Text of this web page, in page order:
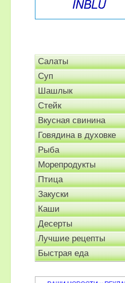
Салаты
Суп
Шашлык
Стейк
Вкусная свинина
Говядина в духовке
Рыба
Морепродукты
Птица
Закуски
Каши
Десерты
Лучшие рецепты
Быстрая еда